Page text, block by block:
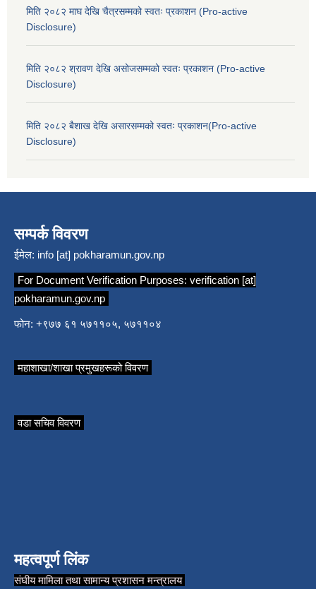
मिति २०८२ माघ देखि चैत्रसम्मको स्वतः प्रकाशन (Pro-active
Disclosure)
मिति २०८२ श्रावण देखि असोजसम्मको स्वतः प्रकाशन (Pro-active
Disclosure)
मिति २०८२ बैशाख देखि असारसम्मको स्वतः प्रकाशन(Pro-active
Disclosure)
सम्पर्क विवरण
ईमेल: info [at] pokharamun.gov.np
For Document Verification Purposes: verification [at]
pokharamun.gov.np
फोन: +९७७ ६१ ५७११०५, ५७११०४
महाशाखा/शाखा प्रमुखहरूको विवरण
वडा सचिव विवरण
महत्वपूर्ण लिंक
संघीय मामिला तथा सामान्य प्रशासन मन्त्रालय